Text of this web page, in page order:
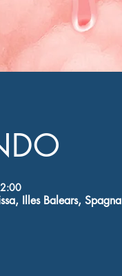
Illes Balears, Spagna